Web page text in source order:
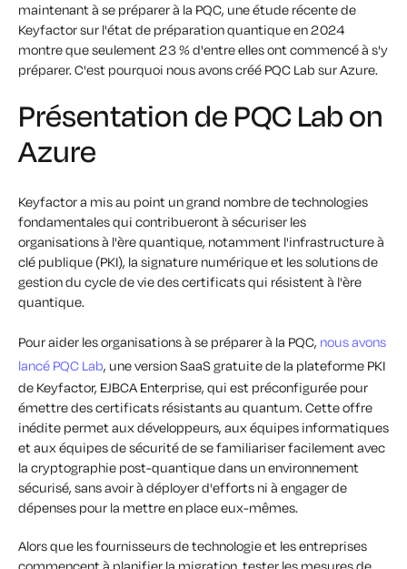
maintenant à se préparer à la PQC, une étude récente de
Keyfactor sur l'état de préparation quantique en 2024
montre que seulement 23 % d'entre elles ont commencé à s'y
préparer. C'est pourquoi nous avons créé PQC Lab sur Azure.
Présentation de PQC Lab on
Azure
Keyfactor a mis au point un grand nombre de technologies
fondamentales qui contribueront à sécuriser les
organisations à l'ère quantique, notamment l'infrastructure à
clé publique (PKI), la signature numérique et les solutions de
gestion du cycle de vie des certificats qui résistent à l'ère
quantique.
Pour aider les organisations à se préparer à la PQC, nous avons
lancé PQC Lab, une version SaaS gratuite de la plateforme PKI
de Keyfactor, EJBCA Enterprise, qui est préconfigurée pour
émettre des certificats résistants au quantum. Cette offre
inédite permet aux développeurs, aux équipes informatiques
et aux équipes de sécurité de se familiariser facilement avec
la cryptographie post-quantique dans un environnement
sécurisé, sans avoir à déployer d'efforts ni à engager de
dépenses pour la mettre en place eux-mêmes.
Alors que les fournisseurs de technologie et les entreprises